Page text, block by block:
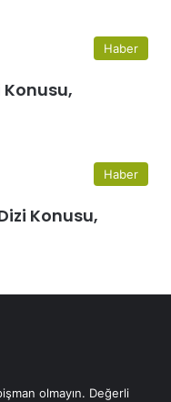
Haber
Konusu,
Haber
Konusu,
olmayın. Değerli